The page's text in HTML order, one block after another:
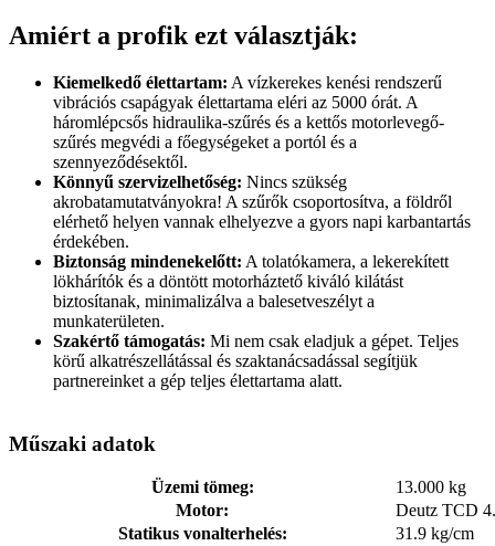
Amiért a profik ezt választják:
Kiemelkedő élettartam: A vízkerekes kenési rendszerű
vibrációs csapágyak élettartama eléri az 5000 órát. A
háromlépcsős hidraulika-szűrés és a kettős motorlevegő-
szűrés megvédi a főegységeket a portól és a
szennyeződésektől.
Könnyű szervizelhetőség: Nincs szükség
akrobatamutatványokra! A szűrők csoportosítva, a földről
elérhető helyen vannak elhelyezve a gyors napi karbantartás
érdekében.
Biztonság mindenekelőtt: A tolatókamera, a lekerekített
lökhárítók és a döntött motorháztető kiváló kilátást
biztosítanak, minimalizálva a balesetveszélyt a
munkaterületen.
Szakértő támogatás: Mi nem csak eladjuk a gépet. Teljes
körű alkatrészellátással és szaktanácsadással segítjük
partnereinket a gép teljes élettartama alatt.
Műszaki adatok
Üzemi tömeg:
13.000 kg
Motor:
Deutz TCD
Statikus vonalterhelés:
31.9 kg/cm